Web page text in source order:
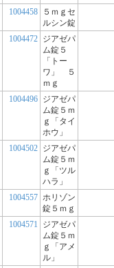
1004458
５ｍｇセ
ルシン錠
1004472 ジアゼパ
ム錠５
「トー
ワ」 ５
ｍｇ
1004496 ジアゼパ
ム錠５ｍ
ｇ「タイ
ホウ」
1004502 ジアゼパ
ム錠５ｍ
ｇ「ツル
ハラ」
1004557 ホリゾン
錠５ｍｇ
1004571
ジアゼパ
ム錠５ｍ
ｇ「アメ
ル」